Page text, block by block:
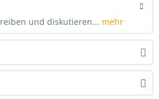
und diskutieren... mehr